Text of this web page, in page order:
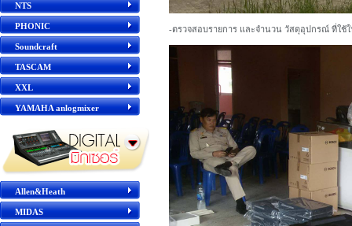
NTS
PHONIC
Soundcraft
TASCAM
XXL
YAMAHA anlogmixer
Allen&Heath
MIDAS
-ตรวจสอบรายการ และจำนวน วัสดุอุปกรณ์ ที่ใช้